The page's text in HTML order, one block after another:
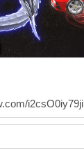
i2csO0iy79ji